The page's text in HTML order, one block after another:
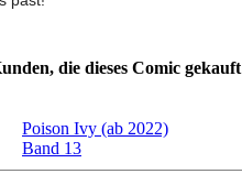
die dieses Comic
Poison Ivy (ab 2022)
Band 13